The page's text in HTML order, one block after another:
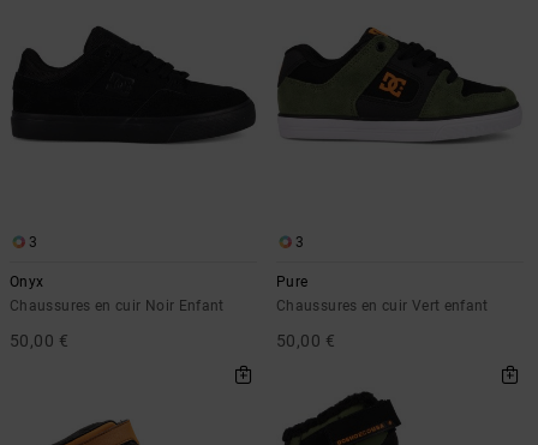
3
Onyx
Chaussures en cuir Noir Enfant
50,00 €
3
Pure
Chaussures en cuir Vert enfant
50,00 €